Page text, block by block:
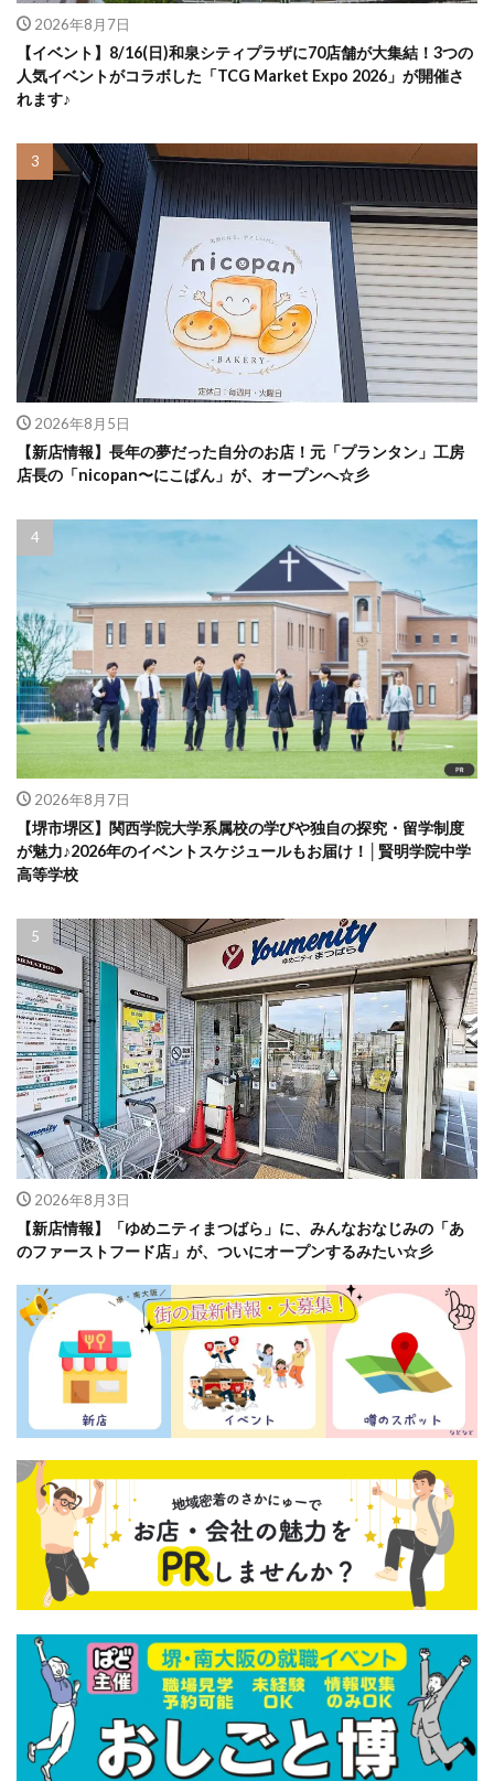
2026年8月7日
【イベント】8/16(日)和泉シティプラザに70店舗が大集結！3つの
人気イベントがコラボした「TCG Market Expo 2026」が開催さ
れます♪
2026年8月5日
【新店情報】長年の夢だった自分のお店！元「プランタン」工房
店長の「nicopan〜にこぱん」が、オープンへ☆彡
2026年8月7日
【堺市堺区】関西学院大学系属校の学びや独自の探究・留学制度
が魅力♪2026年のイベントスケジュールもお届け！│賢明学院中学
高等学校
2026年8月3日
【新店情報】「ゆめニティまつばら」に、みんなおなじみの「あ
のファーストフード店」が、ついにオープンするみたい☆彡